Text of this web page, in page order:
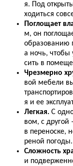
я. Под
ходиться
Поглощает
м, он
образованию
а ночь, чтобы
сить в
Чрезмерно
вой мебели
я и ее
Легкая. С
вом, с другой
в переноске,
реной погоды.
Сложность
и